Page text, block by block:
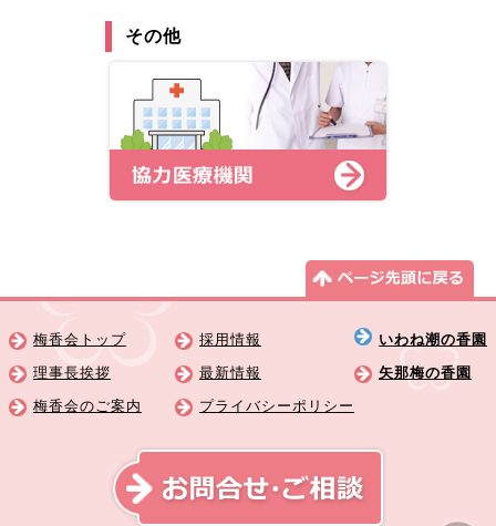
その他
梅香会トップ
理事長挨拶
梅香会のご案内
採用情報
最新情報
プライバシーポリシー
いわね潮の香園
矢那梅の香園